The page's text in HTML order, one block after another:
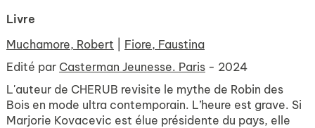
Livre
Muchamore, Robert
Fiore, Faustina
Edité par Casterman Jeunesse. Paris - 2024
L'auteur de CHERUB revisite le mythe de Robin des
Bois en mode ultra contemporain. L’heure est grave. Si
Marjorie Kovacevic est élue présidente du pays, elle